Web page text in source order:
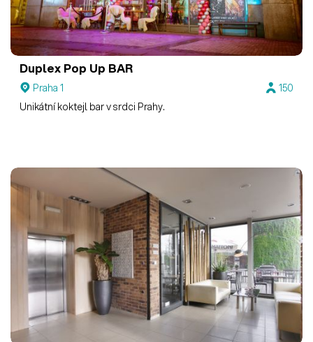
Duplex Pop Up BAR
Praha 1
150
Unikátní koktejl bar v srdci Prahy.